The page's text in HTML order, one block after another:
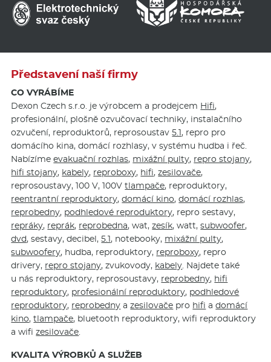
Představení naší firmy
CO VYRÁBÍME
Dexon Czech s.r.o. je výrobcem a prodejcem Hifi,
profesionální, plošně ozvučovací techniky, instalačního
ozvučení, reproduktorů, reprosoustav5.1, repro pro
domácího kina, domácí rozhlasy, v systému hudba i řeč.
Nabízímeevakuační rozhlas, mixážní pulty, repro stojany,
hifi stojany, kabely, reproboxy, hifi,zesilovače,
reprosoustavy, 100 V, 100Vtlampače, reproduktory,
reentrantní reproduktory,domácí kino,domácí rozhlas,
reprobedny, podhledové reproduktory, repro sestavy,
repráky, reprák, reprobedna, wat,zesík, watt,subwoofer,
dvd, sestavy, decibel,5.1, notebooky, mixážní pulty,
subwoofery, hudba, reproduktory, reproboxy, repro
drivery, repro stojany, zvukovody, kabely. Najdete také
u nás reproduktory, reprosoustavy, reprobedny, hifi
reproduktory, profesionální reproduktory, podhledové
reproduktory, reprobedny azesilovače pro hifi adomácí
kino,tlampače, bluetooth reproduktory, wifi reproduktory
a wifizesilovače.
KVALITA VÝROBKŮ A SLUŽEB